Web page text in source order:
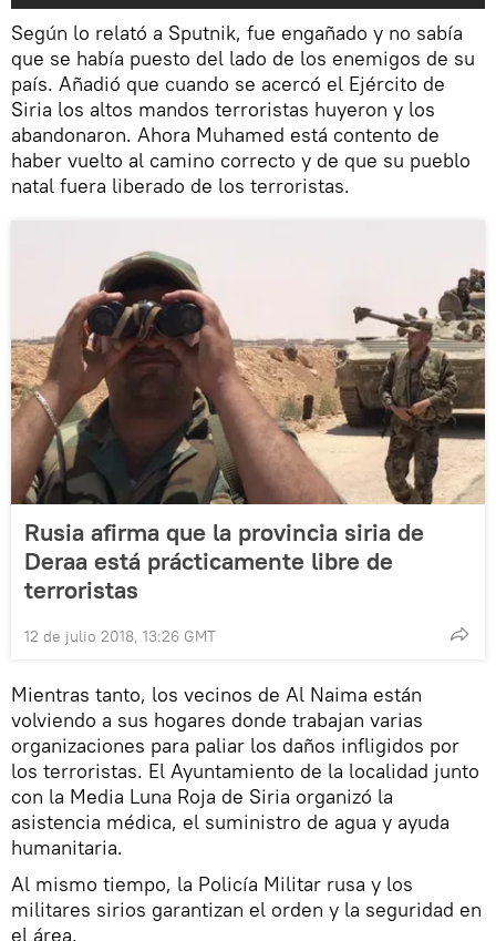
Según lo relató a Sputnik, fue engañado y no sabía
que se había puesto del lado de los enemigos de su
país. Añadió que cuando se acercó el Ejército de
Siria los altos mandos terroristas huyeron y los
abandonaron. Ahora Muhamed está contento de
haber vuelto al camino correcto y de que su pueblo
natal fuera liberado de los terroristas.
Rusia afirma que la provincia siria de
Deraa está prácticamente libre de
terroristas
12 de julio 2018, 13:26 GMT
Mientras tanto, los vecinos de Al Naima están
volviendo a sus hogares donde trabajan varias
organizaciones para paliar los daños infligidos por
los terroristas. El Ayuntamiento de la localidad junto
con la Media Luna Roja de Siria organizó la
asistencia médica, el suministro de agua y ayuda
humanitaria.
Al mismo tiempo, la Policía Militar rusa y los
militares sirios garantizan el orden y la seguridad en
el área.